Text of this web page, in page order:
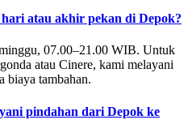
atau akhir pekan di Depok?
07.00–21.00 WIB. Untuk
atau Cinere, kami melayani
biaya tambahan.
pindahan dari Depok ke